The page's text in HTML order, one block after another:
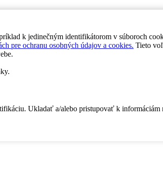
k jedinečným identifikátorom v súboroch
pre ochranu osobných údajov a cookies. Tieto
Ukladať a/alebo pristupovať k informáciám